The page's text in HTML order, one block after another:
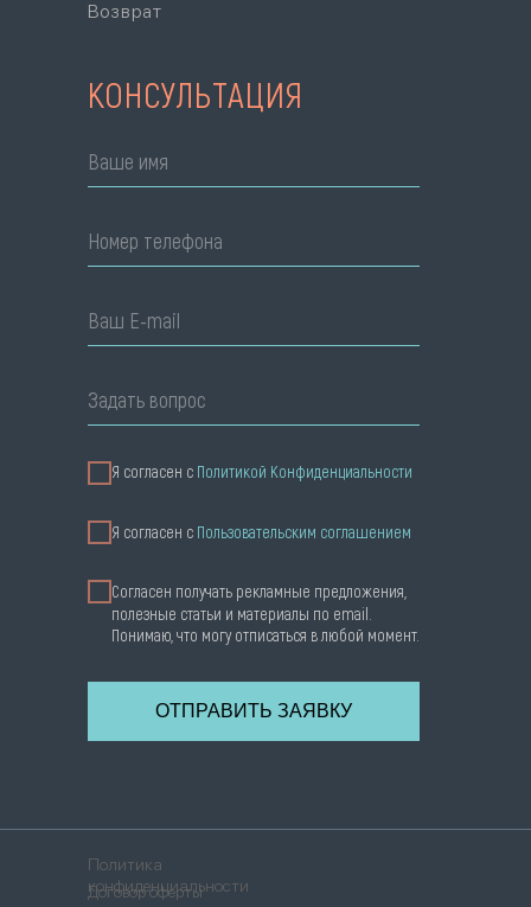
КОНСУЛЬТАЦИЯ
Ваше имя
Номер телефона
Ваш E-mail
Задать вопрос
Я согласен с Политикой Конфиденциальности
Я cогласен с Пользовательским соглашением
Согласен получать рекламные предложения,
полезные статьи и материалы по email.
Понимаю, что могу отписаться в любой момент.
ОТПРАВИТЬ ЗАЯВКУ
Политика
конфиденциальности
Договор оферты
Возврат